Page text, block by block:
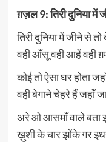
ग़ज़ल 9: तिरी दुनिया में
तिरी दुनिया में जीने से
वही आँसू वही आहें वही
कोई तो ऐसा घर होता
वही बेगाने चेहरे हैं जहाँ
अरे ओ आसमाँ वाले बता
ख़ुशी के चार झोंके गर